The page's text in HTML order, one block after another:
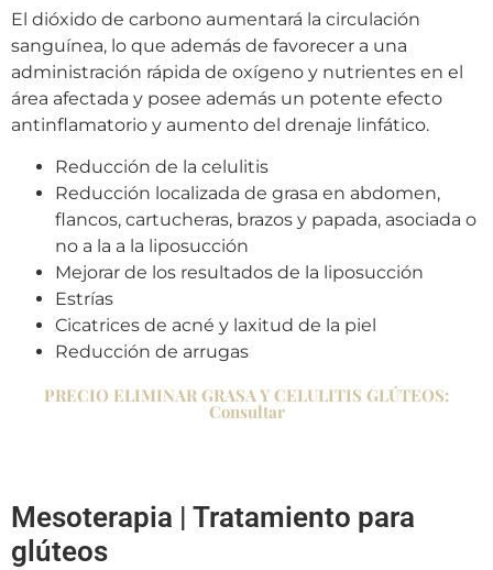
El dióxido de carbono aumentará la circulación
sanguínea, lo que además de favorecer a una
administración rápida de oxígeno y nutrientes en el
área afectada y posee además un potente efecto
antinflamatorio y aumento del drenaje linfático.
Reducción de la celulitis
Reducción localizada de grasa en abdomen,
flancos, cartucheras, brazos y papada, asociada o
no a la a la liposucción
Mejorar de los resultados de la liposucción
Estrías
Cicatrices de acné y laxitud de la piel
Reducción de arrugas
PRECIO ELIMINAR GRASA Y CELULITIS GLÚTEOS:
Consultar
Mesoterapia | Tratamiento para
glúteos